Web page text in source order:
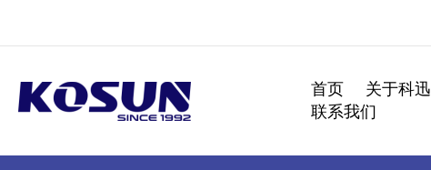
首页 关于科迅
联系我们